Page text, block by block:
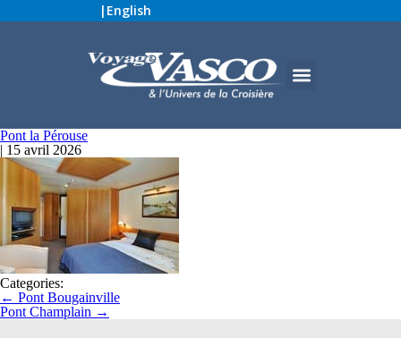
| English
Pont la Pérouse
| 15 avril 2026
Categories:
← Pont Bougainville
Pont Champlain →